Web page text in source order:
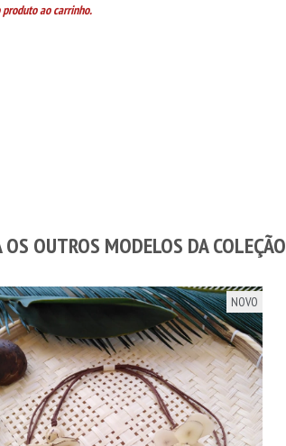
ao carrinho.
OS OUTROS MODELOS DA COLEÇÃO
NOVO